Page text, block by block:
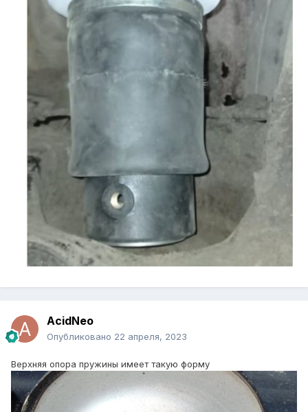
AcidNeo
Опубликовано 22 апреля, 2023
Верхняя опора пружины имеет такую форму